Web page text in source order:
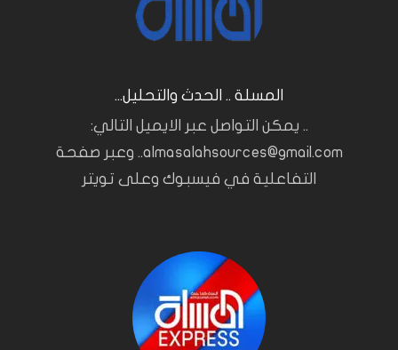
المسلة .. الحدث والتحليل...
.. يمكن التواصل عبر الايميل التالي:
almasalahsources@gmail.com.. وعبر صفحة
التفاعلية في فيسبوك وعلى تويتر